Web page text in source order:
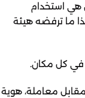
هي استخدام
ما ترفضه هيئة
في كل مكان.
معاملة، هوية